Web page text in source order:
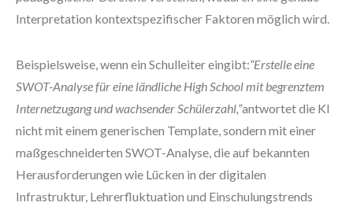
Interpretation kontextspezifischer Faktoren möglich wird.
Beispielsweise, wenn ein Schulleiter eingibt:“Erstelle eine
SWOT-Analyse für eine ländliche High School mit begrenztem
Internetzugang und wachsender Schülerzahl,”antwortet die KI
nicht mit einem generischen Template, sondern mit einer
maßgeschneiderten SWOT-Analyse, die auf bekannten
Herausforderungen wie Lücken in der digitalen
Infrastruktur, Lehrerfluktuation und Einschulungstrends